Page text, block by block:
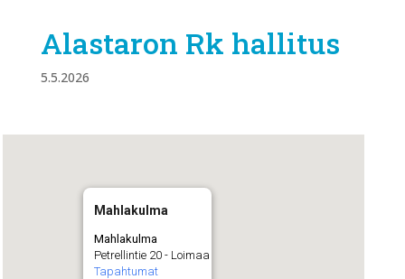
Alastaron Rk hallitus
5.5.2026
Mahlakulma
Mahlakulma
Petrellintie 20 - Loimaa
Tapahtumat